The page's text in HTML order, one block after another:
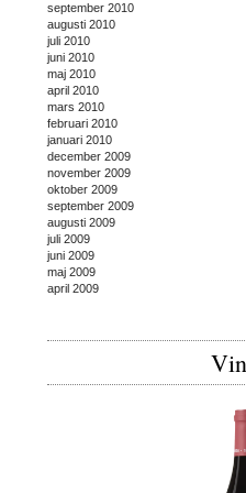
september 2010
augusti 2010
juli 2010
juni 2010
maj 2010
april 2010
mars 2010
februari 2010
januari 2010
december 2009
november 2009
oktober 2009
september 2009
augusti 2009
juli 2009
juni 2009
maj 2009
april 2009